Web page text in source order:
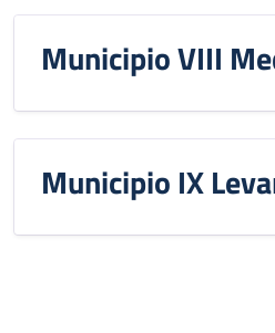
Municipio VIII
Municipio IX